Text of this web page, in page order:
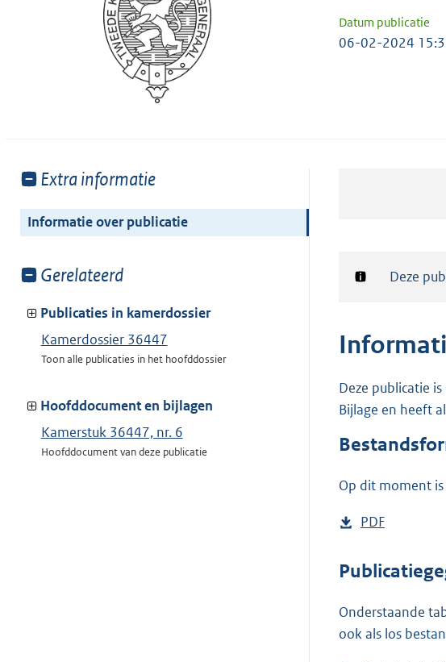
Datum publicatie
06-02-2024
Toon
van:
Extra informatie
Informatie over publicatie
Toon
van:
Gerelateerd
Publicaties in kamerdossier
Kamerdossier 36447
Toon alle publicaties in het hoofddossier
Hoofddocument en bijlagen
Kamerstuk 36447, nr. 6
Hoofddocument van deze publicatie
Deze
Deze publicatie
Bijlage en heeft
Op dit moment
D
w
l
o
PDF
s
a
n
Onderstaande
ook als los